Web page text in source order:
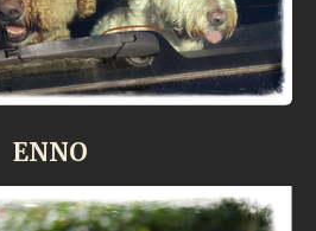
ENNO